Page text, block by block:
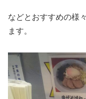
などとおすすめの様
ます。